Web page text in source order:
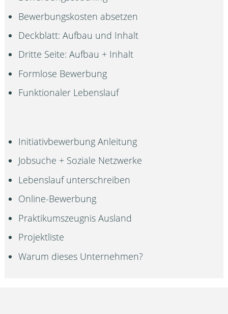
Bewerbungskosten absetzen
Deckblatt: Aufbau und Inhalt
Dritte Seite: Aufbau + Inhalt
Formlose Bewerbung
Funktionaler Lebenslauf
Initiativbewerbung Anleitung
Jobsuche + Soziale Netzwerke
Lebenslauf unterschreiben
Online-Bewerbung
Praktikumszeugnis Ausland
Projektliste
Warum dieses Unternehmen?